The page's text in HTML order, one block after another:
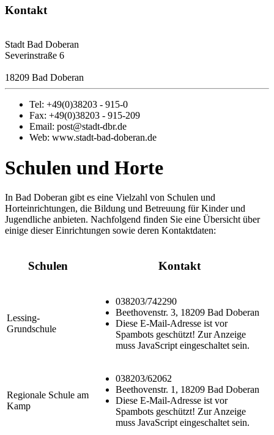
Kontakt
Stadt Bad Doberan
Severinstraße 6
18209 Bad Doberan
Tel: +49(0)38203 - 915-0
Fax: +49(0)38203 - 915-209
Email: post@stadt-dbr.de
Web: www.stadt-bad-doberan.de
Schulen und Horte
In Bad Doberan gibt es eine Vielzahl von Schulen und
Horteinrichtungen, die Bildung und Betreuung für Kinder und
Jugendliche anbieten. Nachfolgend finden Sie eine Übersicht über
einige dieser Einrichtungen sowie deren Kontaktdaten:
Schulen Kontakt
Lessing-
Grundschule
038203/742290
Beethovenstr. 3, 18209 Bad Doberan
Diese E-Mail-Adresse ist vor
Spambots geschützt! Zur Anzeige
muss JavaScript eingeschaltet sein.
Regionale Schule am
Kamp
038203/62062
Beethovenstr. 1, 18209 Bad Doberan
Diese E-Mail-Adresse ist vor
Spambots geschützt! Zur Anzeige
muss JavaScript eingeschaltet sein.